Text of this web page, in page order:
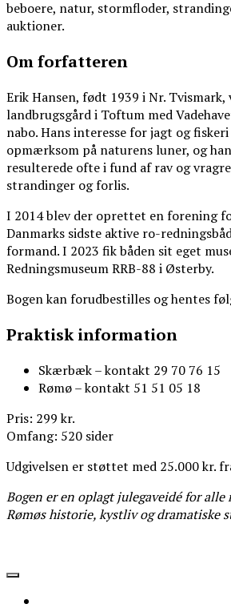
beboere, natur, stormfloder,
auktioner.
Om forfatteren
Erik Hansen, født 1939 i Nr. Tvismark,
landbrugsgård i Toftum med
nabo. Hans interesse for jagt og
opmærksom på naturens luner, og
resulterede ofte i fund af rav og
strandinger og forlis.
I 2014 blev der oprettet en forening
Danmarks sidste aktive ro-
formand. I 2023 fik båden sit eget
Redningsmuseum RRB-88 i Østerby.
Bogen kan forudbestilles og hentes
Praktisk information
Skærbæk – kontakt 29 70 76 15
Rømø – kontakt 51 51 05 18
Pris: 299 kr.
Omfang: 520 sider
Udgivelsen er støttet med 25.000 kr.
Bogen er en oplagt julegaveidé for alle
Rømøs historie, kystliv og dramatiske